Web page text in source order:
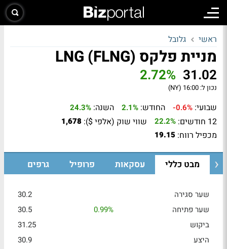
ראשי גלובל
מניית פלקס LNG (FLNG)
31.02
2.72%
נכון ל: 16:00 (NY)
שבועי: -0.6% החודש: 2.1% השנה: 24.3%
12 חודשים: 22.2% שווי שוק (אלפי $): 1,678
מכפיל רווח: 19.15
מבט כללי עסקאות פרופיל גרפים
שער סגירה
30.2
שער פתיחה
0.99%
30.5
ביקוש
31.25
היצע
30.9